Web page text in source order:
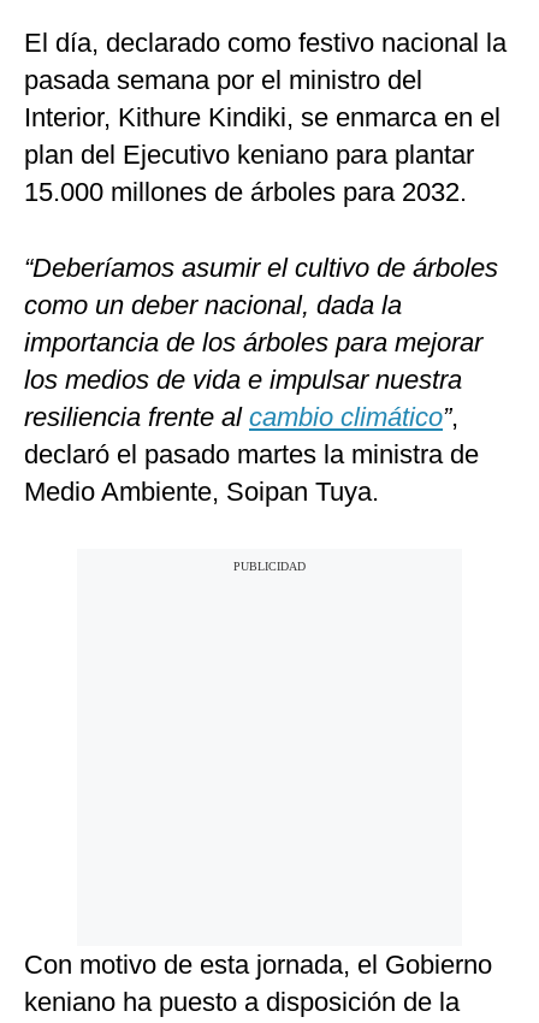
El día, declarado como festivo nacional la
pasada semana por el ministro del
Interior, Kithure Kindiki, se enmarca en el
plan del Ejecutivo keniano para plantar
15.000 millones de árboles para 2032.
“Deberíamos asumir el cultivo de árboles
como un deber nacional, dada la
importancia de los árboles para mejorar
los medios de vida e impulsar nuestra
resiliencia frente al cambio climático”,
declaró el pasado martes la ministra de
Medio Ambiente, Soipan Tuya.
Con motivo de esta jornada, el Gobierno
keniano ha puesto a disposición de la